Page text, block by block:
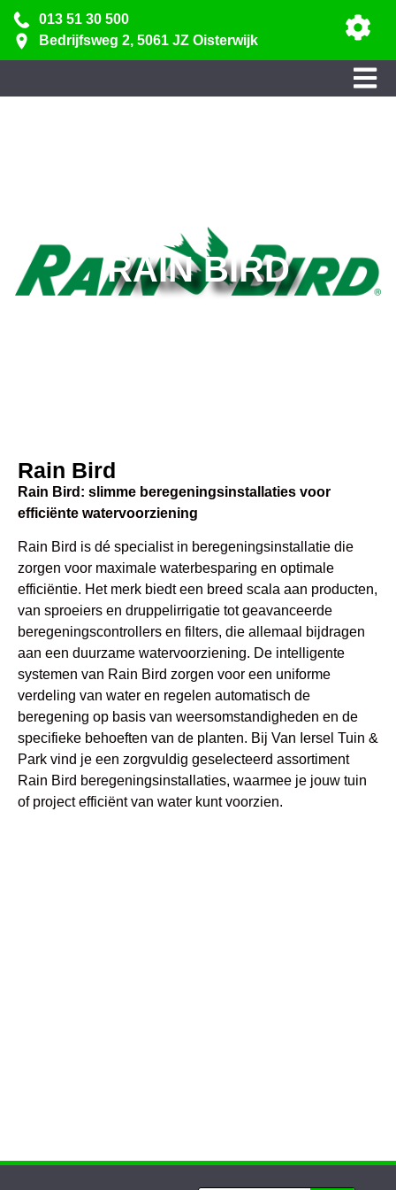
013 51 30 500
Bedrijfsweg 2, 5061 JZ Oisterwijk
RAIN BIRD
Rain Bird
Rain Bird: slimme beregeningsinstallaties voor
efficiënte watervoorziening
Rain Bird is dé specialist in beregeningsinstallatie die
zorgen voor maximale waterbesparing en optimale
efficiëntie. Het merk biedt een breed scala aan producten,
van sproeiers en druppelirrigatie tot geavanceerde
beregeningscontrollers en filters, die allemaal bijdragen
aan een duurzame watervoorziening. De intelligente
systemen van Rain Bird zorgen voor een uniforme
verdeling van water en regelen automatisch de
beregening op basis van weersomstandigheden en de
specifieke behoeften van de planten. Bij Van Iersel Tuin &
Park vind je een zorgvuldig geselecteerd assortiment
Rain Bird beregeningsinstallaties, waarmee je jouw tuin
of project efficiënt van water kunt voorzien.